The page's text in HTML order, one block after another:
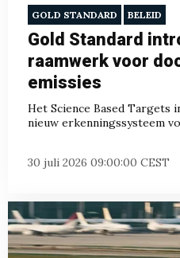
GOLD STANDARD BELEID
Gold Standard
raamwerk voor
emissies
Het Science Based Targets
nieuw erkenningssysteem
30 juli 2026 09:00:00 CEST